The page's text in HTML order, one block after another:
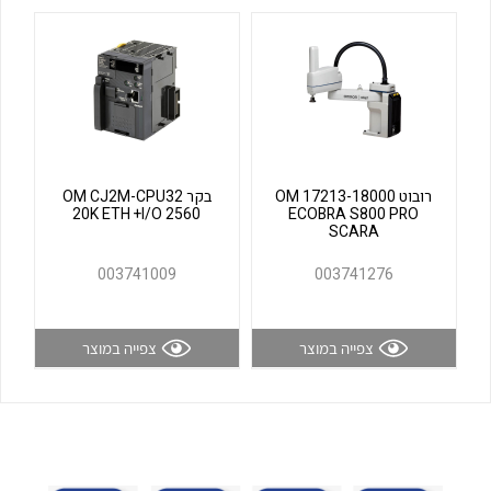
לכל מוצרי היצרן לכל מוצרי היצרן
רובוט OM 17213-18000
ECOBRA S800 PRO
SCARA
003741276
צפייה במוצר
בקר OM CJ2M-CPU32
20K ETH +I/O 2560
003741009
צפייה במוצר